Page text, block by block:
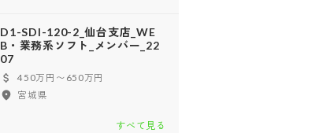
D1-SDI-120-2_仙台支店_WE
B・業務系ソフト_メンバー_22
07
450万円〜650万円
宮城県
すべて見る